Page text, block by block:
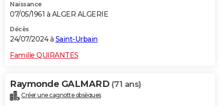
Naissance
07/05/1961 à ALGER ALGERIE
Décès
24/07/2024 à Saint-Urbain
Famille QUIRANTES
Raymonde GALMARD (71 ans)
Créer une cagnotte obsèques